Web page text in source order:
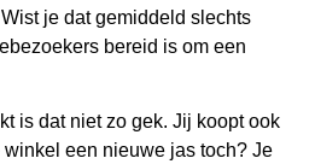
je dat gemiddeld slechts
bereid is om een
is dat niet zo gek. Jij koopt ook
een nieuwe jas toch? Je